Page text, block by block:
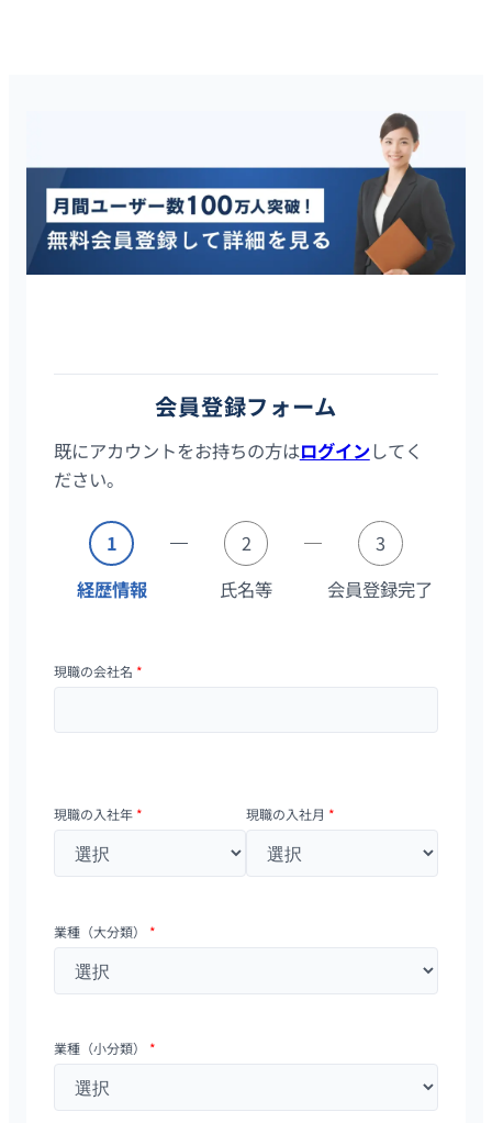
会員登録フォーム
既にアカウントをお持ちの方はログインしてく
ださい。
1
経歴情報
2
氏名等
3
会員登録完了
現職の会社名 *
現職の入社年 * 現職の入社月 *
業種（大分類） *
業種（小分類） *